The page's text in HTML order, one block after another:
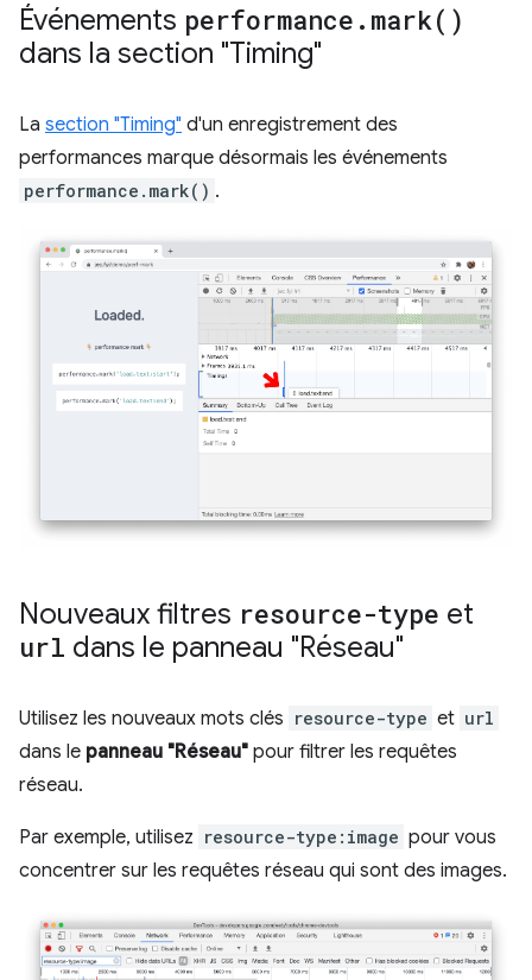
Événements performance . mark( )
dans la section "Timing"
La section "Timing" d'un enregistrement des
performances marque désormais les événements
performance.mark() .
Nouveaux filtres resource-type et
url dans le panneau "Réseau"
Utilisez les nouveaux mots clés resource-type et url
dans le panneau "Réseau" pour filtrer les requêtes
réseau.
Par exemple, utilisez resource-type:image pour vous
concentrer sur les requêtes réseau qui sont des images.